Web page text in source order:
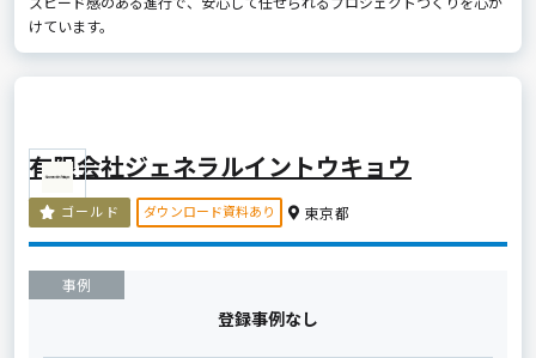
けています。
有限会社ジェネラルイントウキョウ
ゴールド ダウンロード資料あり 東京都
事例
登録事例なし